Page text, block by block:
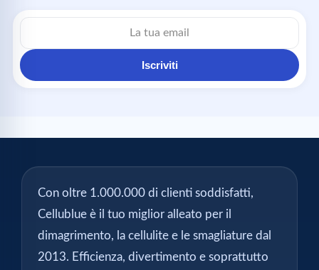
Iscriviti
Con oltre 1.000.000 di clienti soddisfatti,
Cellublue è il tuo miglior alleato per il
dimagrimento, la cellulite e le smagliature dal
2013. Efficienza, divertimento e soprattutto